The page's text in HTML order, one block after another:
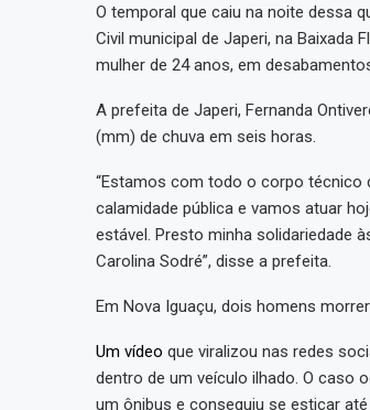
O temporal que caiu na noite dessa
Civil municipal de Japeri, na Baixada
mulher de 24 anos, em
A prefeita de Japeri, Fernanda
(mm) de chuva em seis horas.
“Estamos com todo o corpo técnico
calamidade pública e vamos atuar
estável. Presto minha solidariedade
Carolina Sodré”, disse a prefeita.
Em Nova Iguaçu, dois homens
Um vídeo que viralizou nas redes
dentro de um veículo ilhado. O caso
um ônibus e conseguiu se esticar